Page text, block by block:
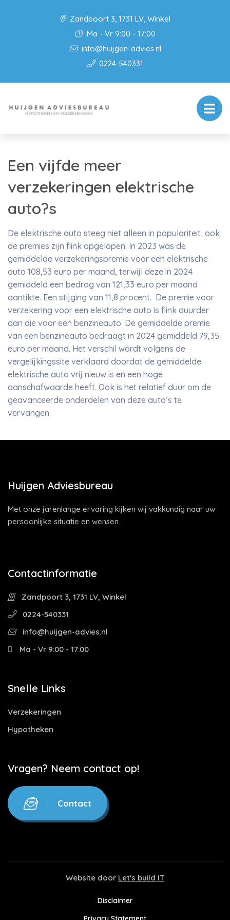
Zandpoort 3, 1731 LV, Winkel
Ma - Vr 9:00 - 17:00
info@huijgen-advies.nl
0224-540331
Een vijfde meer
verzekeringen elektrische
auto?s
De elektrische auto steeg niet alleen in populariteit, ook
de premies zijn flink opgelopen. In 2023 was de
gemiddelde verzekeringspremie voor een elektrische
auto 108,53 euro per maand, terwijl deze in 2024
gemiddeld een bedrag van 121,33 euro per maand
aantikte. Een stijging van 11,8 procent. De premie voor
verzekering voor een elektrische auto is flink duurder
dan die voor een benzineauto. De gemiddelde premie
van een benzineauto bedraagt in 2024 gemiddeld 79,35
euro per maand. Het verschil wordt volgens de
vergelijkingssite verklaard doordat de gemiddelde
elektrische auto vrij nieuw is en een hoge
aanschafwaarde heeft. Ook is het relatief duur om de
geavanceerde onderdelen van deze auto’s te
vervangen.
Huijgen Adviesbureau
Met onze jarenlange ervaring kijken wij vakkundig naar uw
persoonlijke situatie en wensen.
Contactinformatie
Zandpoort 3, 1731 LV, Winkel
0224-540331
info@huijgen-advies.nl
Ma - Vr 9:00 - 17:00
Snelle Links
Verzekeringen
Hypotheken
Vragen? Neem contact op!
Contact
Website door Let's build IT
Disclaimer